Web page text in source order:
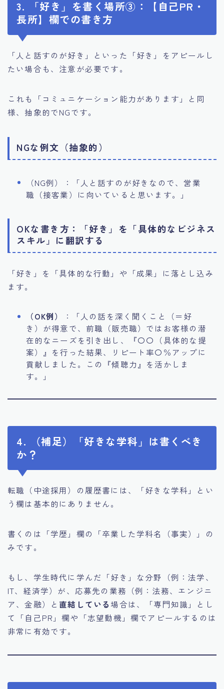
3. 「好き」を書く場所③：【自己PR・
長所】欄での書き方
「人と話すのが好き」といった「好き」をアピールし
たい場合も、注意が必要です。
これも「コミュニケーション能力があります」と同
様、抽象的でNGです。
NGな例文（抽象的）
（NG例）：「人と話すのが好きなので、営業
職（接客業）に向いていると思います。」
OKな書き方：「好き」を「具体的なビジネス
スキル」に翻訳する
「好き」を「具体的な行動」や「成果」に落とし込み
ます。
（OK例）
：「人の話を深く聞くこと（＝好
き）が得意で、前職（販売職）ではお客様の潜
在的なニーズを引き出し、『〇〇（具体的な提
案）』を行った結果、リピート率〇％アップに
貢献しました。この『傾聴力』を活かしま
す。」
4. （補足）「好きな学科」は書くべき
か？
転職（中途採用）の履歴書には、「好きな学科」とい
う欄は基本的にありません。
書くのは「学歴」欄の「卒業した学科名（事実）」の
みです。
もし、学生時代に学んだ「好き」な分野（例：法学、
IT、経済学）が、応募先の業務（例：法務、エンジニ
ア、金融）と 直結している 場合は、「専門知識」とし
て「自己PR」欄や「志望動機」欄でアピールするのは
非常に有効です。